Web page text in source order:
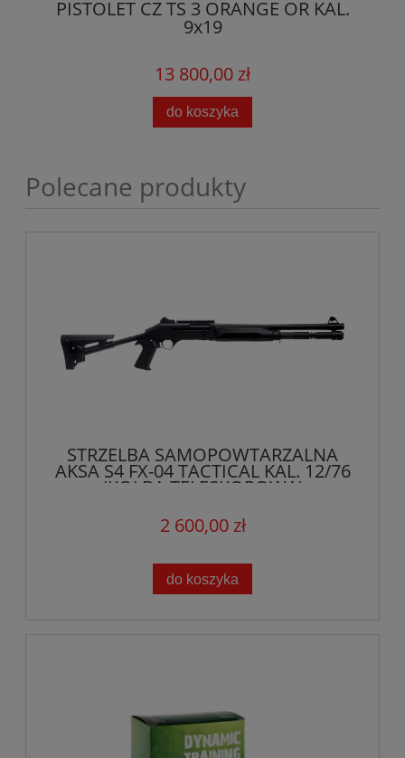
PISTOLET CZ TS 3 ORANGE OR KAL.
9x19
13 800,00 zł
do koszyka
Polecane produkty
STRZELBA SAMOPOWTARZALNA
AKSA S4 FX-04 TACTICAL KAL. 12/76
(KOLBA TELESKOPOWA)
2 600,00 zł
do koszyka